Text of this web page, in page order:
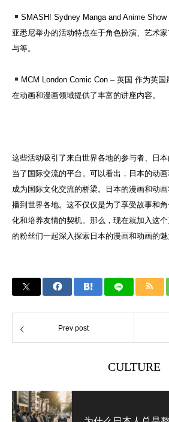
SMASH! Sydney Manga and Anime
亚悉尼举办的活动特点在于角色扮演、艺术
与等。
MCM London Comic Con – 英国 作为英
在动画和漫画领域提供了丰富的讲座内容。
这些活动吸引了来自世界各地的参与者、日
当了国际交流的平台。可以看出，日本的动
成为国际文化交流的桥梁。日本的漫画和动
播到世界各地。这不仅仅是为了享受故事和
化和培养友情的契机。那么，现在就加入这
的粉丝们一起深入探索日本的漫画和动画的魅
Prev post
CULTURE